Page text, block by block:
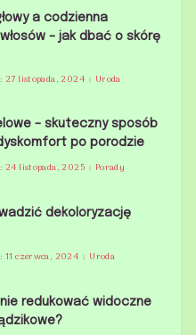
a codzienna
– jak dbać o skórę
27 listopada, 2024 Uroda
– skuteczny sposób
po porodzie
24 listopada, 2025 Porady
dekoloryzację
11 czerwca, 2024 Uroda
redukować widoczne